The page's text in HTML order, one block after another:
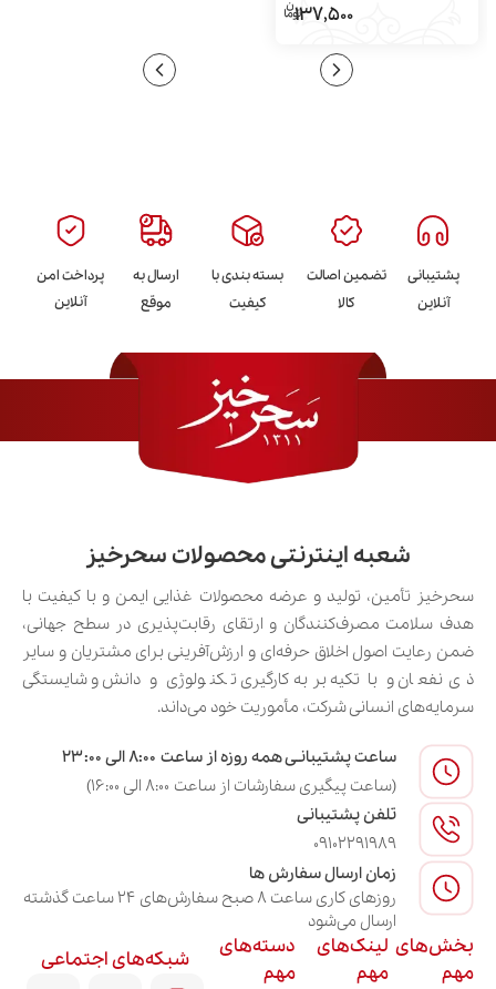
137,500
پشتیبانی
آنلاین
تضمین اصالت
کالا
بسته بندی با
کیفیت
ارسال به
موقع
پرداخت امن
آنلاین
شعبه اینترنتی محصولات سحرخیز
سحرخیز تأمین، تولید و عرضه محصولات غذایی ایمن و با کیفیت با
هدف سلامت مصرف‌کنندگان و ارتقای رقابت‌پذیری در سطح جهانی،
ضمن رعایت اصول اخلاق حرفه‌ای و ارزش‌آفرینی برای مشتریان و سایر
ذی‌نفعان و با تکیه بر به‌کارگیری تکنولوژی و دانش و شایستگی
سرمایه‌های انسانی شرکت، مأموریت خود می‌داند.
ساعت پشتیبانـی همه روزه از ساعت ۸:۰۰ الی ۲۳:۰۰
(ساعت پیگیری سفارشات از ساعت ۸:۰۰ الی ۱۶:۰۰)
تلفن پشتیبانی
09102291989
زمان ارسال سفارش ها
روزهای کاری ساعت ۸ صبح سفارش‌های ۲۴ ساعت گذشته
ارسال می‌شود
بخش‌های
مهم
لینک‌های
مهم
دسته‌های
مهم
شبکه‌های اجتماعی